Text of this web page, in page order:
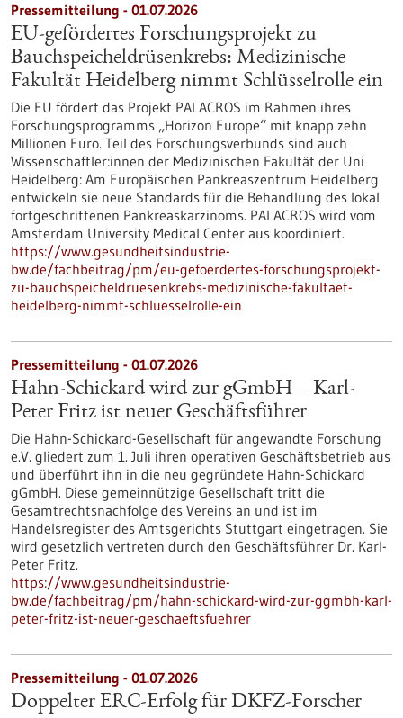
Pressemitteilung - 01.07.2026
EU-gefördertes Forschungsprojekt zu
Bauchspeicheldrüsenkrebs: Medizinische
Fakultät Heidelberg nimmt Schlüsselrolle ein
Die EU fördert das Projekt PALACROS im Rahmen ihres
Forschungsprogramms „Horizon Europe“ mit knapp zehn
Millionen Euro. Teil des Forschungsverbunds sind auch
Wissenschaftler:innen der Medizinischen Fakultät der Uni
Heidelberg: Am Europäischen Pankreaszentrum Heidelberg
entwickeln sie neue Standards für die Behandlung des lokal
fortgeschrittenen Pankreaskarzinoms. PALACROS wird vom
Amsterdam University Medical Center aus koordiniert.
https://www.gesundheitsindustrie-
bw.de/fachbeitrag/pm/eu-gefoerdertes-forschungsprojekt-
zu-bauchspeicheldruesenkrebs-medizinische-fakultaet-
heidelberg-nimmt-schluesselrolle-ein
Pressemitteilung - 01.07.2026
Hahn-Schickard wird zur gGmbH – Karl-
Peter Fritz ist neuer Geschäftsführer
Die Hahn-Schickard-Gesellschaft für angewandte Forschung
e.V. gliedert zum 1. Juli ihren operativen Geschäftsbetrieb aus
und überführt ihn in die neu gegründete Hahn-Schickard
gGmbH. Diese gemeinnützige Gesellschaft tritt die
Gesamtrechtsnachfolge des Vereins an und ist im
Handelsregister des Amtsgerichts Stuttgart eingetragen. Sie
wird gesetzlich vertreten durch den Geschäftsführer Dr. Karl-
Peter Fritz.
https://www.gesundheitsindustrie-
bw.de/fachbeitrag/pm/hahn-schickard-wird-zur-ggmbh-karl-
peter-fritz-ist-neuer-geschaeftsfuehrer
Pressemitteilung - 01.07.2026
Doppelter ERC-Erfolg für DKFZ-Forscher